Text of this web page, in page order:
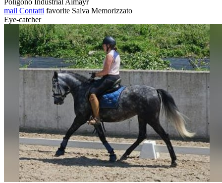
mail Contatti favorite Salva Memorizzato
Eye-catcher